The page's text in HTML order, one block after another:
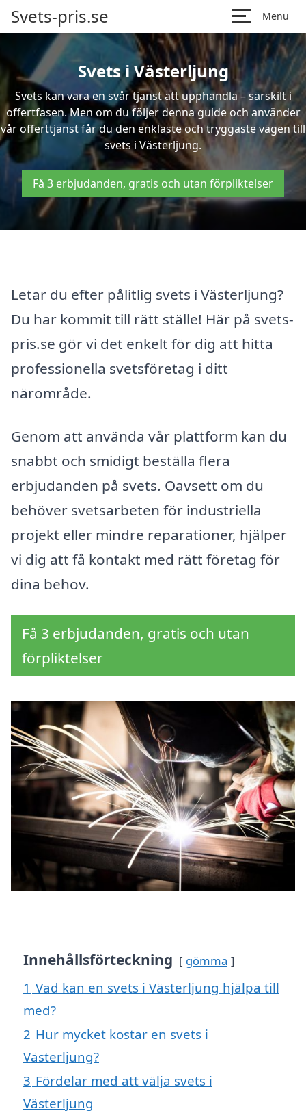
Svets-pris.se Menu
Svets i Västerljung
Svets kan vara en svår tjänst att upphandla – särskilt i
offertfasen. Men om du följer denna guide och använder
vår offerttjänst får du den enklaste och tryggaste vägen till
svets i Västerljung.
Få 3 erbjudanden, gratis och utan förpliktelser
Letar du efter pålitlig svets i Västerljung?
Du har kommit till rätt ställe! Här på svets-
pris.se gör vi det enkelt för dig att hitta
professionella svetsföretag i ditt
närområde.
Genom att använda vår plattform kan du
snabbt och smidigt beställa flera
erbjudanden på svets. Oavsett om du
behöver svetsarbeten för industriella
projekt eller mindre reparationer, hjälper
vi dig att få kontakt med rätt företag för
dina behov.
Få 3 erbjudanden, gratis och utan
förpliktelser
Innehållsförteckning gömma
1 Vad kan en svets i Västerljung hjälpa till
med?
2 Hur mycket kostar en svets i
Västerljung?
3 Fördelar med att välja svets i
Västerljung